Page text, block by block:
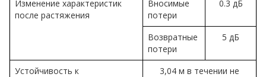
Изменение характеристик
после растяжения
Вносимые
потери
0.3 дБ
Возвратные
потери
5 дБ
Устойчивость к
3,04 м в течении не